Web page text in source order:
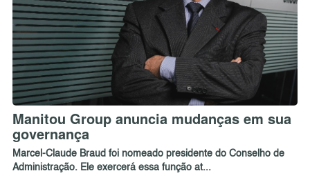
Manitou Group anuncia mudanças em sua
governança
Marcel-Claude Braud foi nomeado presidente do Conselho de
Administração. Ele exercerá essa função at...